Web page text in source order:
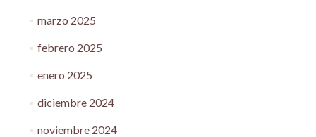
marzo 2025
febrero 2025
enero 2025
diciembre 2024
noviembre 2024